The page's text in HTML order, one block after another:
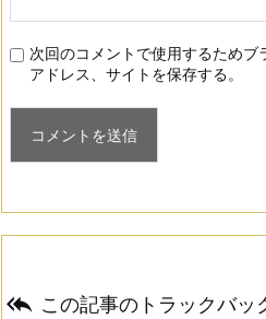
次回のコメントで使用するため
アドレス、サイトを保存する。
 この記事のトラックバッ